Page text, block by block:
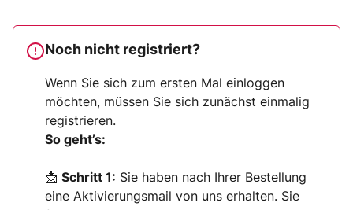
Noch nicht registriert?
Wenn Sie sich zum ersten Mal einloggen
möchten, müssen Sie sich zunächst einmalig
registrieren.
So geht’s:
📩 Schritt 1: Sie haben nach Ihrer Bestellung
eine Aktivierungsmail von uns erhalten. Sie